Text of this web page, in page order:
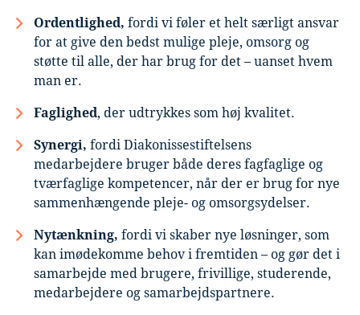
Ordentlighed, fordi vi føler et helt særligt ansvar
for at give den bedst mulige pleje, omsorg og
støtte til alle, der har brug for det – uanset hvem
man er.
Faglighed, der udtrykkes som høj kvalitet.
Synergi, fordi Diakonissestiftelsens
medarbejdere bruger både deres fagfaglige og
tværfaglige kompetencer, når der er brug for nye
sammenhængende pleje- og omsorgsydelser.
Nytænkning, fordi vi skaber nye løsninger, som
kan imødekomme behov i fremtiden – og gør det i
samarbejde med brugere, frivillige, studerende,
medarbejdere og samarbejdspartnere.